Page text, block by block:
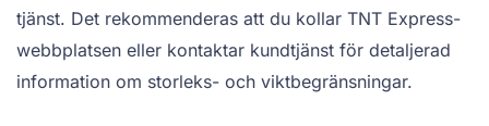
tjänst. Det rekommenderas att du kollar TNT Express-
webbplatsen eller kontaktar kundtjänst för detaljerad
information om storleks- och viktbegränsningar.